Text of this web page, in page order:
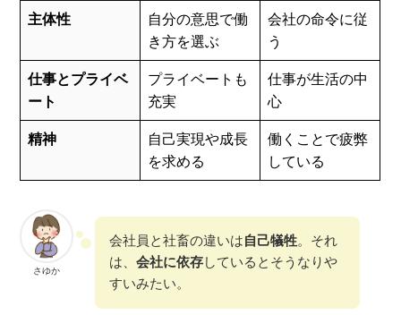
主体性
自分の意思で働
き方を選ぶ
会社の命令に従
う
仕事とプライベ
ート
プライベートも
充実
仕事が生活の中
心
精神
自己実現や成長
を求める
働くことで疲弊
している
さゆか
会社員と社畜の違いは自己犠牲。それ
は、 会社に依存しているとそうなりや
すいみたい。